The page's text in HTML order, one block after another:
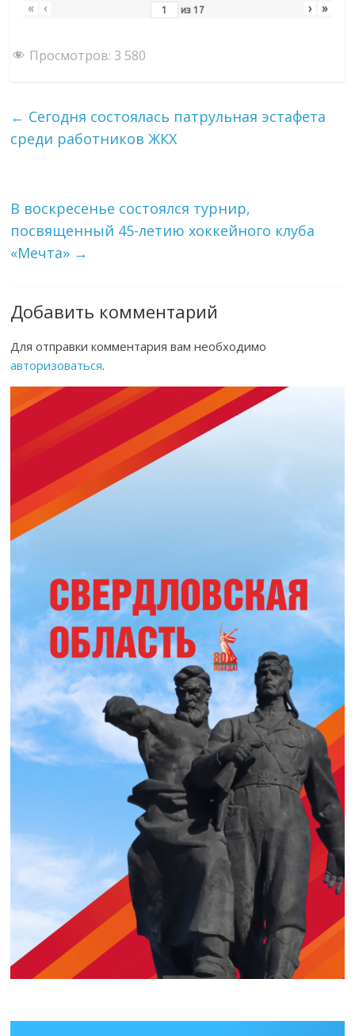
« ‹ из 17 › »
Просмотров: 3 580
← Сегодня состоялась патрульная эстафета
среди работников ЖКХ
В воскресенье состоялся турнир,
посвященный 45-летию хоккейного клуба
«Мечта» →
Добавить комментарий
Для отправки комментария вам необходимо
авторизоваться.